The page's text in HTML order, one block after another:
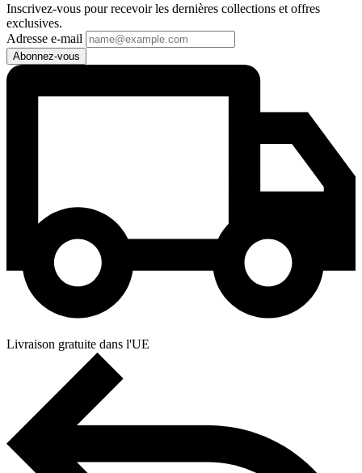
Inscrivez-vous pour recevoir les dernières collections et offres
exclusives.
Adresse e-mail
Abonnez-vous
Livraison gratuite dans l'UE